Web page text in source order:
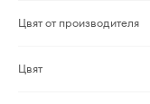
Цвят от производителя
Цвят